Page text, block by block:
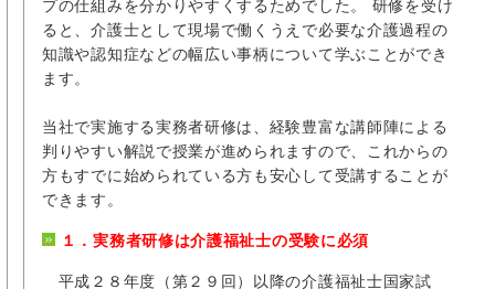
プの仕組みを分かりやすくするためでした。 研修を受け
ると、介護士として現場で働くうえで必要な介護過程の
知識や認知症などの幅広い事柄について学ぶことができ
ます。
当社で実施する実務者研修は、経験豊富な講師陣による
判りやすい解説で授業が進められますので、これからの
方もすでに始められている方も安心して受講することが
できます。
１．実務者研修は介護福祉士の受験に必須
平成２８年度（第２９回）以降の介護福祉士国家試